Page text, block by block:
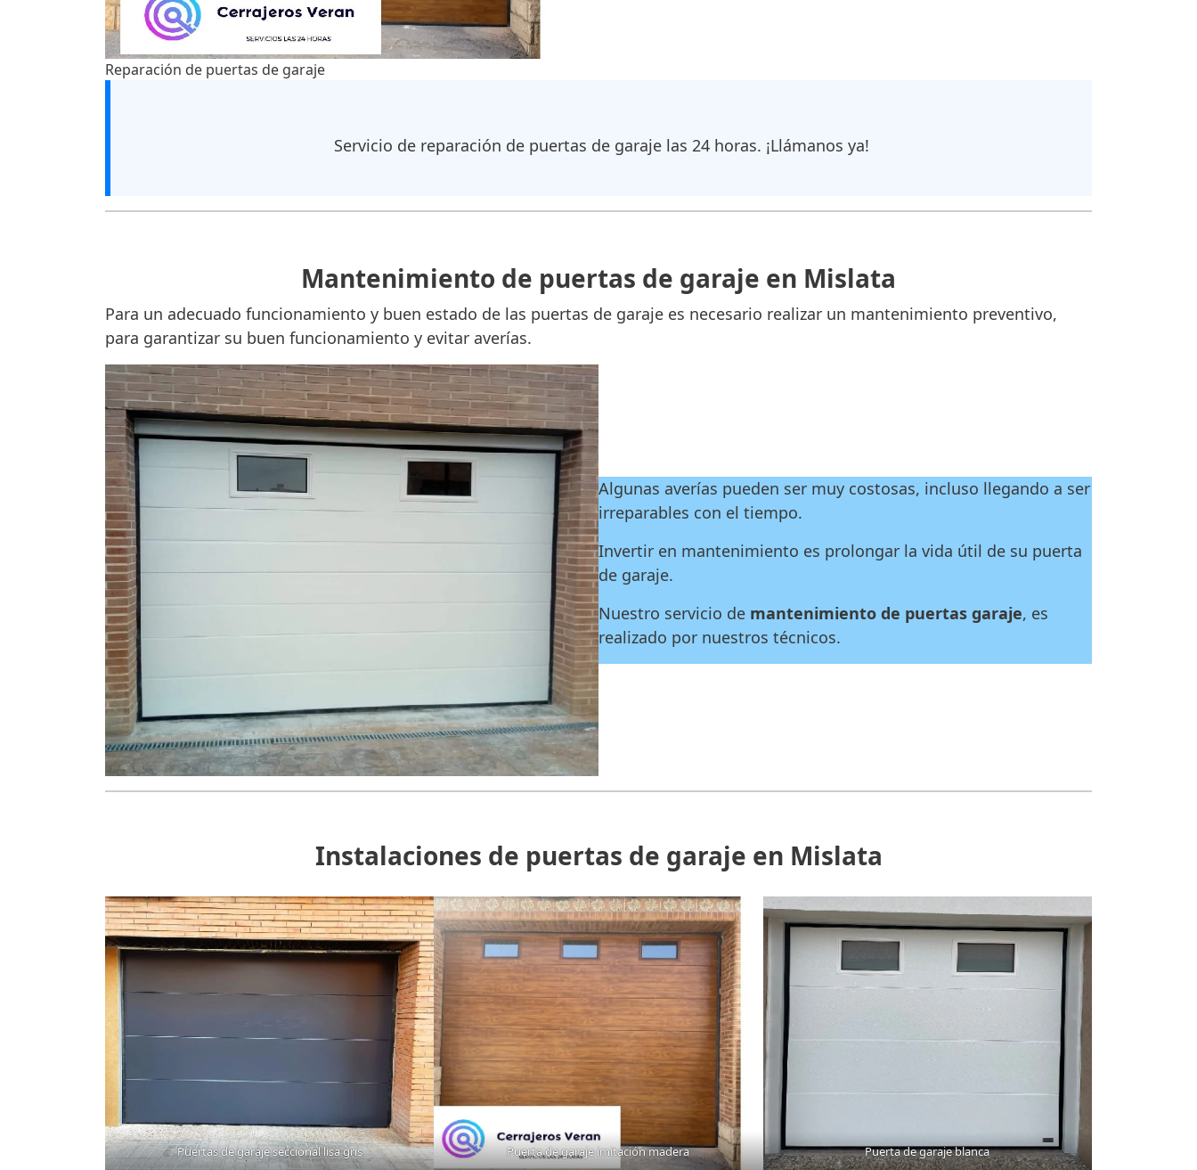
Reparación de puertas de garaje
Servicio de reparación de puertas de garaje las 24 horas. ¡Llámanos ya!
Mantenimiento de puertas de garaje en Mislata
Para un adecuado funcionamiento y buen estado de las puertas de garaje es necesario realizar un mantenimiento preventivo,
para garantizar su buen funcionamiento y evitar averías.
Algunas averías pueden ser muy costosas, incluso llegando a ser
irreparables con el tiempo.
Invertir en mantenimiento es prolongar la vida útil de su puerta
de garaje.
Nuestro servicio de mantenimiento de puertas garaje, es
realizado por nuestros técnicos.
Instalaciones de puertas de garaje en Mislata
Puertas de garaje seccional lisa gris Puerta de garaje imitación madera Puerta de garaje blanca